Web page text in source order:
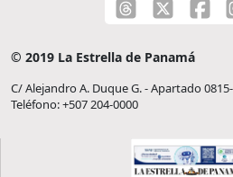
© 2019 La Estrella de Panamá
C/ Alejandro A. Duque G. - Apartado
Teléfono: +507 204-0000